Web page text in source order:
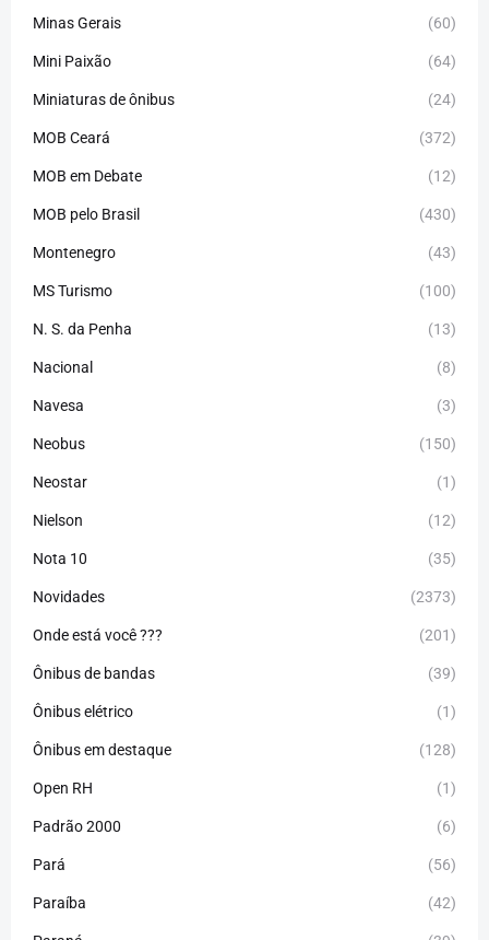
Minas Gerais (60)
Mini Paixão (64)
Miniaturas de ônibus (24)
MOB Ceará (372)
MOB em Debate (12)
MOB pelo Brasil (430)
Montenegro (43)
MS Turismo (100)
N. S. da Penha (13)
Nacional (8)
Navesa (3)
Neobus (150)
Neostar (1)
Nielson (12)
Nota 10 (35)
Novidades (2373)
Onde está você ??? (201)
Ônibus de bandas (39)
Ônibus elétrico (1)
Ônibus em destaque (128)
Open RH (1)
Padrão 2000 (6)
Pará (56)
Paraíba (42)